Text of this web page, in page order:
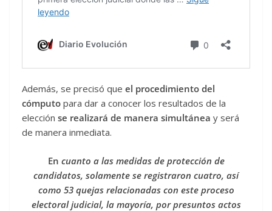
Además, se precisó que el procedimiento del
cómputo para dar a conocer los resultados de la
elección se realizará de manera simultánea y será
de manera inmediata.
En cuanto a las medidas de protección de
candidatos, solamente se registraron cuatro, así
como 53 quejas relacionadas con este proceso
electoral judicial, la mayoría, por presuntos actos